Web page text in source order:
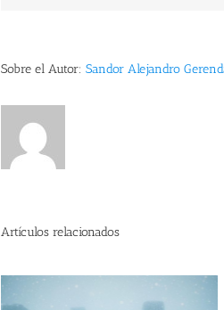
Sobre el Autor: Sandor Alejandro
Artículos relacionados